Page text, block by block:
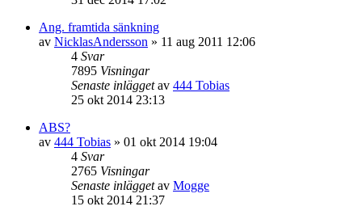
Ang. framtida sänkning
av NicklasAndersson » 11 aug 2011 12:06
4 Svar
7895 Visningar
Senaste inläggetav 444 Tobias
25 okt 2014 23:13
ABS?
av 444 Tobias » 01 okt 2014 19:04
4 Svar
2765 Visningar
Senaste inläggetav Mogge
15 okt 2014 21:37